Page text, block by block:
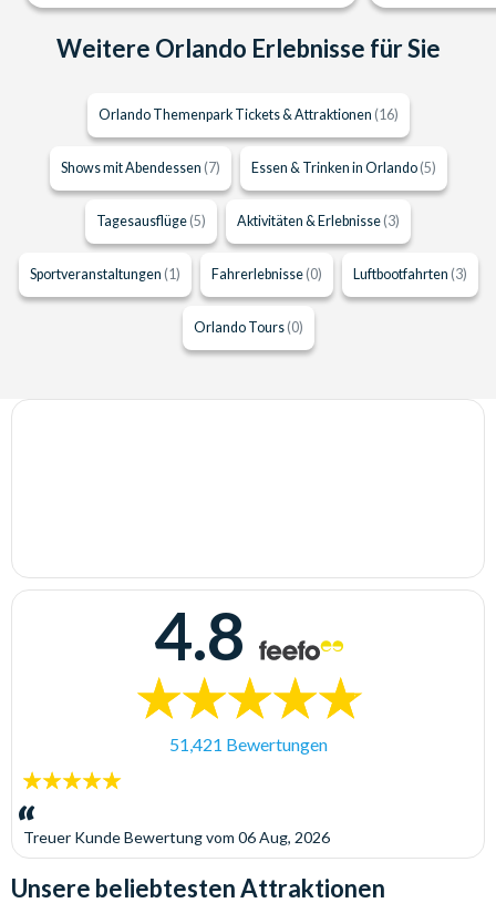
Weitere Orlando Erlebnisse für Sie
Orlando Themenpark Tickets & Attraktionen (16)
Shows mit Abendessen (7) Essen & Trinken in Orlando (5)
Tagesausflüge (5) Aktivitäten & Erlebnisse (3)
Sportveranstaltungen (1) Fahrerlebnisse (0) Luftbootfahrten (3)
Orlando Tours (0)
4.8
51,421 Bewertungen
5
Sterne:
Treuer KundeBewertung vom 06 Aug, 2026
Unsere beliebtesten Attraktionen